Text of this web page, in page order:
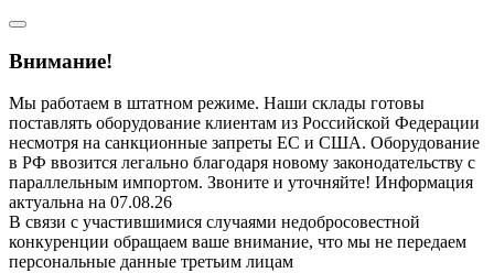
Внимание!
Мы работаем в штатном режиме. Наши склады готовы
поставлять оборудование клиентам из Российской Федерации
несмотря на санкционные запреты ЕС и США. Оборудование
в РФ ввозится легально благодаря новому законодательству с
параллельным импортом. Звоните и уточняйте! Информация
актуальна на 07.08.26
В связи с участившимися случаями недобросовестной
конкуренции обращаем ваше внимание, что мы не передаем
персональные данные третьим лицам